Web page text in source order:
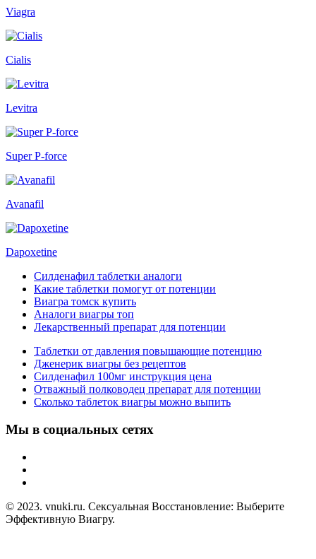
Viagra
Cialis
Levitra
Super P-force
Avanafil
Dapoxetine
Силденафил таблетки аналоги
Какие таблетки помогут от потенции
Виагра томск купить
Аналоги виагры топ
Лекарственный препарат для потенции
Таблетки от давления повышающие потенцию
Дженерик виагры без рецептов
Силденафил 100мг инструкция цена
Отважный полководец препарат для потенции
Сколько таблеток виагры можно выпить
Мы в социальных сетях
© 2023. vnuki.ru. Сексуальная Восстановление: Выберите
Эффективную Виагру.